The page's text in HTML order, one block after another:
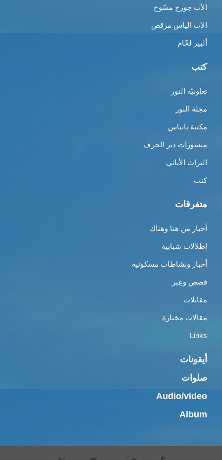
الأب جورج مسّوح
الأب الياس مرقص
ألبير لحّام
كتب
تعاونيّة النور
مجلة النور
مكتبة بانياس
منشورات دير الحرف
التراث الأبائي
كتب
متفرقات
أخبار من هنا وهناك
إطلالات شبابية
أخبار ونشاطات مسكونية
قصص وعِبر
مقابلات
مقالات مختارة
Links
أيقونات
صلوات
Audio/video
Album